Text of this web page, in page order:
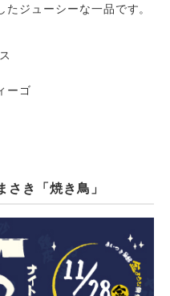
ジューシーな一品です。
ーゴ
き「焼き鳥」